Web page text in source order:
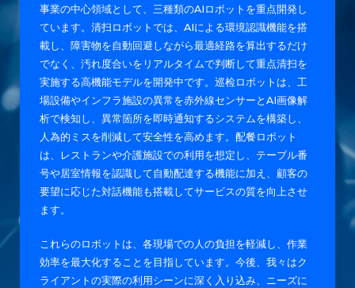
事業の中心領域として、三種類のAIロボットを重点開発し
ています。清扫ロボットでは、AIによる環境認識機能を搭
載し、障害物を自動回避しながら最適経路を算出するだけ
でなく、汚れ度合いをリアルタイムで判断して重点清扫を
実施する高機能モデルを開発中です。巡检ロボットは、工
場設備やインフラ施設の異常を赤外線センサーとAI画像解
析で検知し、異常箇所を即時通知するシステムを構築し、
人為的ミスを削減して安全性を高めます。配餐ロボット
は、レストランや介護施設での利用を想定し、テーブル番
号や居室情報を認識して自動配達する機能に加え、顧客の
要望に応じた対話機能も搭載してサービスの質を向上させ
ます。
これらのロボットは、各現場での人の負担を軽減し、作業
効率を最大化することを目指しています。今後、我々はク
ライアントの実際の利用シーンに深く入り込み、ニーズに